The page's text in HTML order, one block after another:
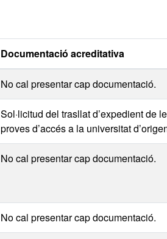
Documentació acreditativa
No cal presentar cap documentació.
Sol·licitud del trasllat d’expedient de
proves d’accés a la universitat
No cal presentar cap documentació.
No cal presentar cap documentació.